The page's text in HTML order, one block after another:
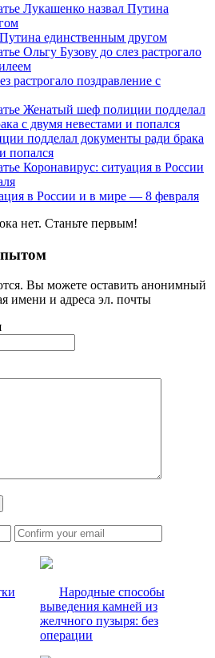
единственным другом
растрогало поздравление с
подделал документы ради брака
попался
в России и в мире — 8 февраля
нет. Станьте первым!
Вы можете оставить анонимный
имени и адреса эл. почты
Народные способы
выведения камней из
желчного пузыря: без
операции